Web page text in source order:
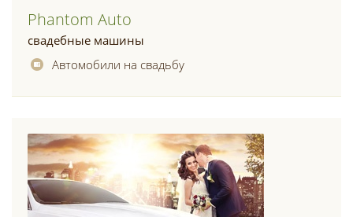
Phantom Auto
свадебные машины
Автомобили на свадьбу